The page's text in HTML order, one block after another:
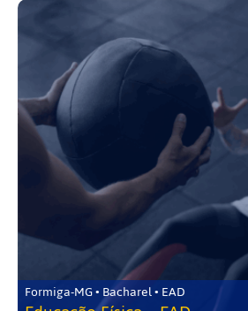
Formiga-MG • Bacharel • EAD